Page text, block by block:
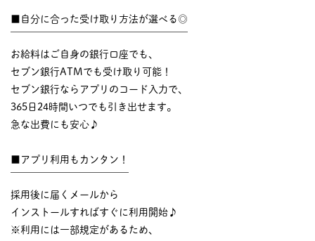
■自分に合った受け取り方法が選べる◎
お給料はご自身の銀行口座でも、
セブン銀行ATMでも受け取り可能！
セブン銀行ならアプリのコード入力で、
365日24時間いつでも引き出せます。
急な出費にも安心♪
■アプリ利用もカンタン！
採用後に届くメールから
インストールすればすぐに利用開始♪
※利用には一部規定があるため、